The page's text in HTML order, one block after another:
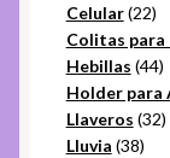
Celular 2222
Colitas para
Hebillas 4444
Holder para
Llaveros 3232
Lluvia 3838